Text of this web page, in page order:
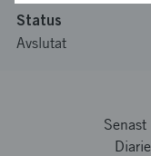
Status
Avslutat